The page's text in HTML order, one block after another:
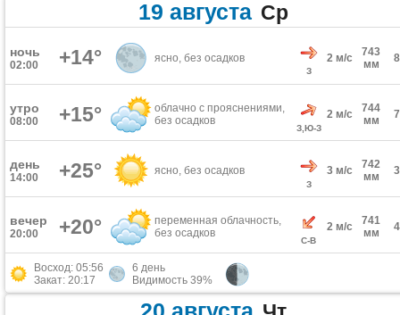
19 августа Ср
ночь
02:00 +14° ясно, без осадков
З
2 м/с
743
мм
утро
08:00 +15°
облачно с прояснениями,
без осадков
З,Ю-З
2 м/с
744
мм
день
14:00 +25° ясно, без осадков
З
3 м/с
742
мм
вечер
20:00 +20°
переменная облачность,
без осадков
С-В
2 м/с
741
мм
Восход: 05:56
Закат: 20:17
6 день
Видимость 39%